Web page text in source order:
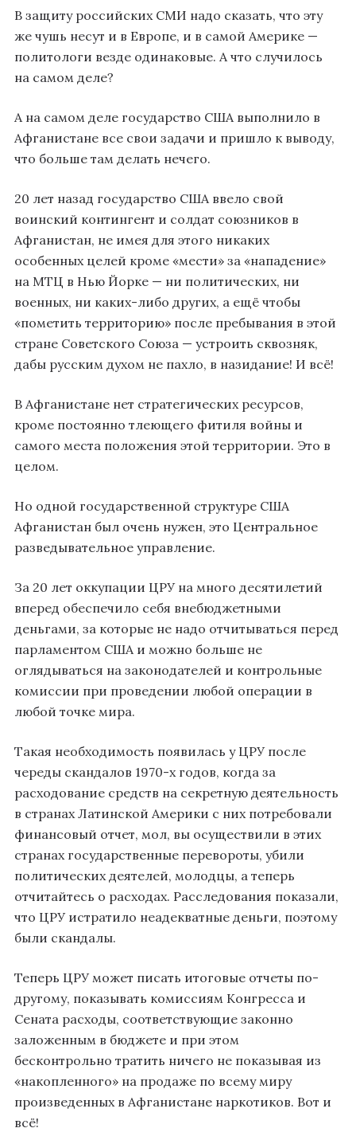
В защиту российских СМИ надо сказать, что эту
же чушь несут и в Европе, и в самой Америке —
политологи везде одинаковые. А что случилось
на самом деле?
А на самом деле государство США выполнило в
Афганистане все свои задачи и пришло к выводу,
что больше там делать нечего.
20 лет назад государство США ввело свой
воинский контингент и солдат союзников в
Афганистан, не имея для этого никаких
особенных целей кроме «мести» за «нападение»
на МТЦ в Нью Йорке — ни политических, ни
военных, ни каких-либо других, а ещё чтобы
«пометить территорию» после пребывания в этой
стране Советского Союза — устроить сквозняк,
дабы русским духом не пахло, в назидание! И всё!
В Афганистане нет стратегических ресурсов,
кроме постоянно тлеющего фитиля войны и
самого места положения этой территории. Это в
целом.
Но одной государственной структуре США
Афганистан был очень нужен, это Центральное
разведывательное управление.
За 20 лет оккупации ЦРУ на много десятилетий
вперед обеспечило себя внебюджетными
деньгами, за которые не надо отчитываться перед
парламентом США и можно больше не
оглядываться на законодателей и контрольные
комиссии при проведении любой операции в
любой точке мира.
Такая необходимость появилась у ЦРУ после
череды скандалов 1970-х годов, когда за
расходование средств на секретную деятельность
в странах Латинской Америки с них потребовали
финансовый отчет, мол, вы осуществили в этих
странах государственные перевороты, убили
политических деятелей, молодцы, а теперь
отчитайтесь о расходах. Расследования показали,
что ЦРУ истратило неадекватные деньги, поэтому
были скандалы.
Теперь ЦРУ может писать итоговые отчеты по-
другому, показывать комиссиям Конгресса и
Сената расходы, соответствующие законно
заложенным в бюджете и при этом
бесконтрольно тратить ничего не показывая из
«накопленного» на продаже по всему миру
произведенных в Афганистане наркотиков. Вот и
всё!